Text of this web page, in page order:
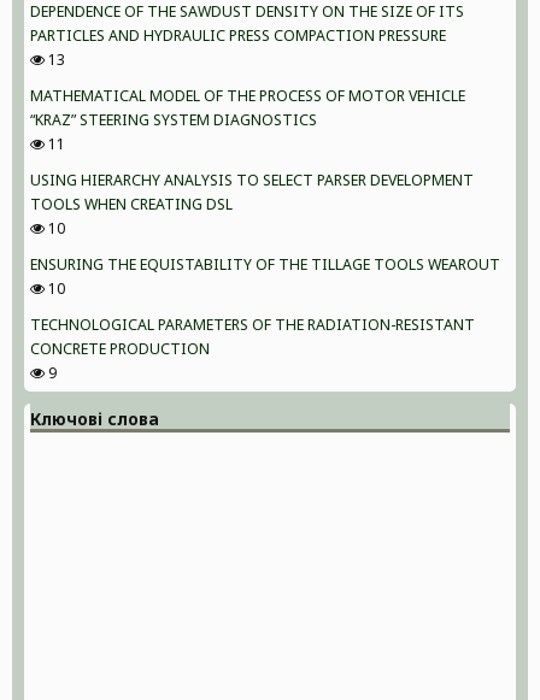
DEPENDENCE OF THE SAWDUST DENSITY ON THE SIZE OF ITS
PARTICLES AND HYDRAULIC PRESS COMPACTION PRESSURE
13
MATHEMATICAL MODEL OF THE PROCESS OF MOTOR VEHICLE
“KRAZ” STEERING SYSTEM DIAGNOSTICS
11
USING HIERARCHY ANALYSIS TO SELECT PARSER DEVELOPMENT
TOOLS WHEN CREATING DSL
10
ENSURING THE EQUISTABILITY OF THE TILLAGE TOOLS WEAROUT
10
TECHNOLOGICAL PARAMETERS OF THE RADIATION-RESISTANT
CONCRETE PRODUCTION
9
Ключові слова